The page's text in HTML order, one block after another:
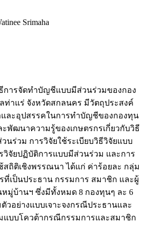
Srimaha
ดทำบัญชีแบบมีส่วนร่วมของกอง
ท่าแร่ จังหวัดสกลนคร มีวัตถุประสงค์
ละอุปสรรคในการทำบัญชีของกองทุน
พัฒนาความรู้ของเกษตรกรเกี่ยวกับวิธี
ร่วม การวิจัยใช้ระเบียบวิธีวิจัยแบบ
วิจัยปฏิบัติการแบบมีส่วนร่วม และการ
สถิติเชิงพรรณนา ได้แก่ ค่าร้อยละ กลุ่ม
ที่เป็นประธาน กรรมการ สมาชิก และผู้
มู่บ้านฯ ซึ่งมีทั้งหมด 8 กองทุนๆ ละ 6
วอย่างแบบเจาะจงกรณีประธานและ
บบโควต้ากรณีกรรมการและสมาชิก